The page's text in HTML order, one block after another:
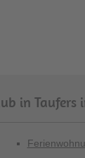
in Taufers